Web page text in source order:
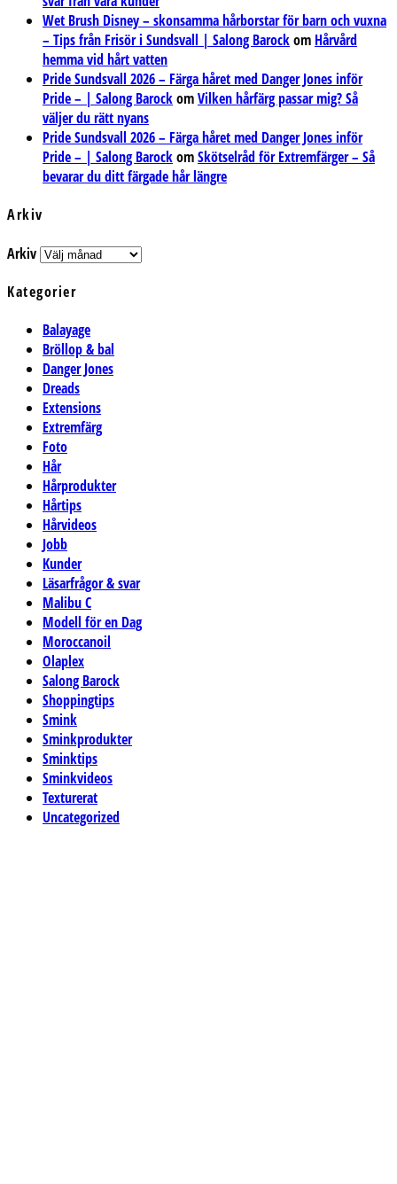
Wet Brush Disney – skonsamma hårborstar för barn och vuxna
– Tips från Frisör i Sundsvall | Salong Barockom Hårvård
hemma vid hårt vatten
Pride Sundsvall 2026 – Färga håret med Danger Jones inför
Pride – | Salong BarockomVilken hårfärg passar mig? Så
väljer du rätt nyans
Pride Sundsvall 2026 – Färga håret med Danger Jones inför
Pride – | Salong BarockomSkötselråd för Extremfärger – Så
bevarar du ditt färgade hår längre
Arkiv
Arkiv
Kategorier
Balayage
Bröllop & bal
Danger Jones
Dreads
Extensions
Extremfärg
Foto
Hår
Hårprodukter
Hårtips
Hårvideos
Jobb
Kunder
Läsarfrågor & svar
Malibu C
Modell för en Dag
Moroccanoil
Olaplex
Salong Barock
Shoppingtips
Smink
Sminkprodukter
Sminktips
Sminkvideos
Texturerat
Uncategorized